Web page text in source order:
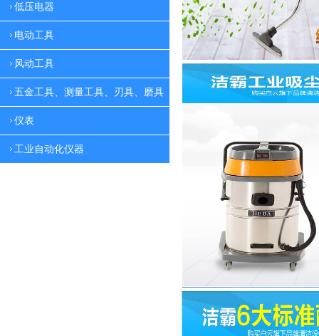
低压电器
电动工具
风动工具
五金工具、测量工具、刃具、磨具
仪表
工业自动化仪器